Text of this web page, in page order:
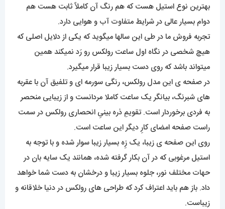
بهترین نوع استیل هست که هم رنگ آن کاملاً ثابت هست هم
دوام بسیار عالی در شرایط متفاوت آب و هوایی دارد.
تجربه فروش ما در طی این سالها میگوید که یکی از دلایل اصلی که
هیچ شخصی در نگاه اول ساعت رولکس رو رَد نمیکند همین
میتواند باشد که روی دست بسیار زیبا قرار میگیرد.
در صفحه ی این مدل رولکس، رنگی سورمه ای و تلفیق آن با عقربه
های شبرنگ، بیانگر یک ساعت کاملا مردانست و از زیبایی منحصر
به فردی برخوردار است. تقویمِ ذره بینیِ انحصاری رولکس در سمت
راست صفحه امضای کارِ دیگر این ساعت است.
روی این صفحه ی زیبا، یک زِه بسیار زیبا سوار شده و با توجه به
استیل مرغوبی که در آن بکار گرفته شده، همانند یک سایه بان در
حهات مختلف نور، جلوه بسیار زیبا و درخشان به دست شما خواهد
داد. باز هم باید اعتراف کرد که طراحی های رولکس در دنیا خلاقانه و
زیباست.